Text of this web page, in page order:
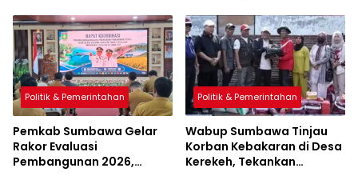
Politik & Pemerintahan
Pemkab Sumbawa Gelar
Rakor Evaluasi
Pembangunan 2026,
Politik & Pemerintahan
Wabup Sumbawa Tinjau
Korban Kebakaran di Desa
Kerekeh, Tekankan